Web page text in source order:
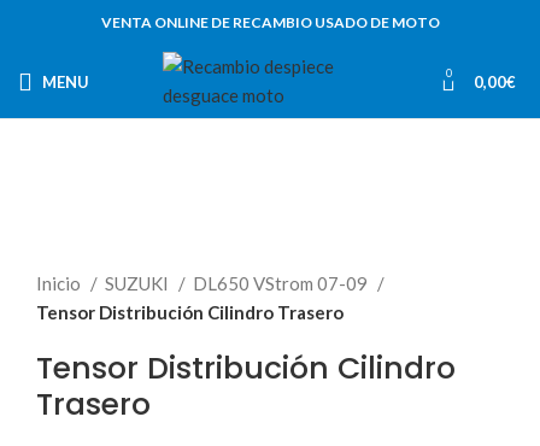
VENTA ONLINE DE RECAMBIO USADO DE MOTO
MENU 0 0,00€
Inicio SUZUKI
DL650 VStrom 07-09
Tensor Distribución Cilindro Trasero
Tensor Distribución Cilindro
Trasero